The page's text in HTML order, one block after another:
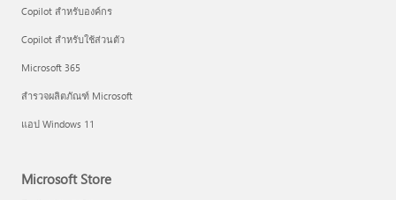
Copilot สำหรับองค์กร
Copilot สำหรับใช้ส่วนตัว
Microsoft 365
สำรวจผลิตภัณฑ์ Microsoft
แอป Windows 11
Microsoft Store